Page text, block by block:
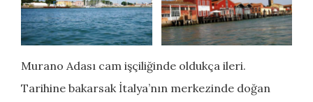
Murano Adası cam işçiliğinde oldukça ileri.
Tarihine bakarsak İtalya’nın merkezinde doğan